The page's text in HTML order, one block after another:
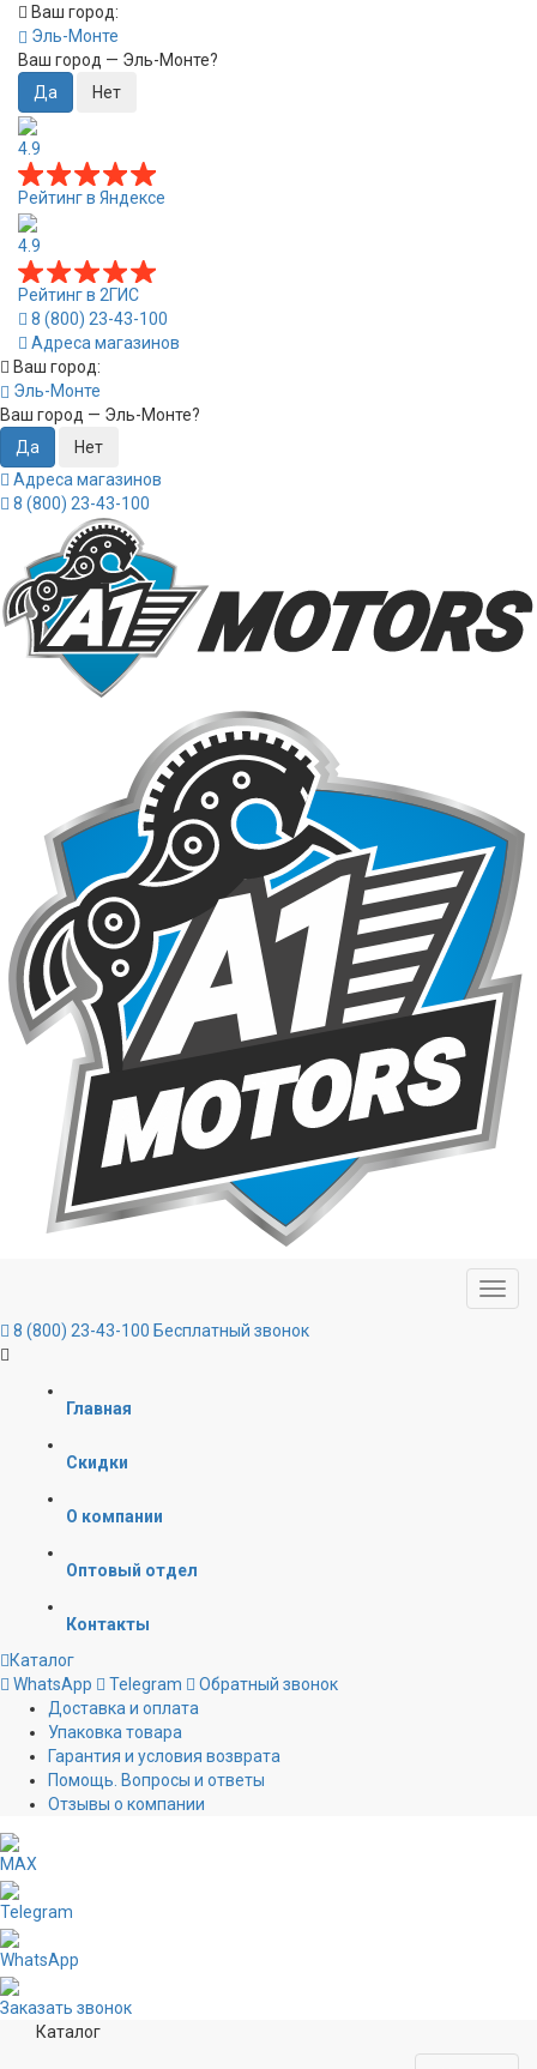
Ваш город:
Эль-Монте
Ваш город — Эль-Монте?
4.9
Рейтинг в Яндексе
4.9
Рейтинг в 2ГИС
8 (800) 23-43-100
Адреса магазинов
Ваш город:
Эль-Монте
Ваш город — Эль-Монте?
Адреса магазинов
8 (800) 23-43-100
8 (800) 23-43-100 Бесплатный звонок
Главная
Скидки
О компании
Оптовый отдел
Контакты
Каталог
WhatsApp
Telegram
Обратный звонок
Доставка и оплата
Упаковка товара
Гарантия и условия возврата
Помощь. Вопросы и ответы
Отзывы о компании
MAX
Telegram
WhatsApp
Заказать звонок
Каталог